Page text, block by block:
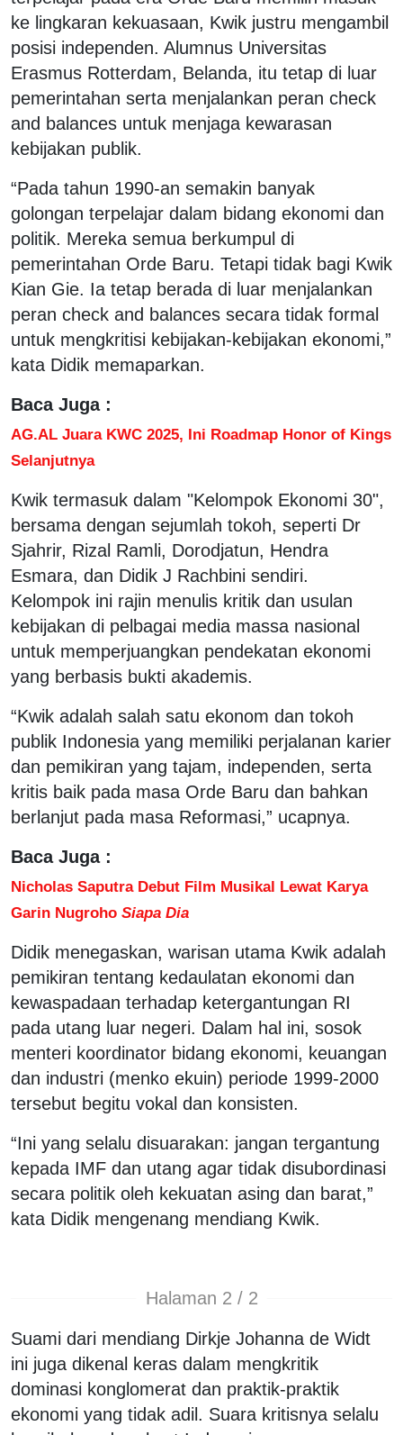
ke lingkaran kekuasaan, Kwik justru mengambil
posisi independen. Alumnus Universitas
Erasmus Rotterdam, Belanda, itu tetap di luar
pemerintahan serta menjalankan peran check
and balances untuk menjaga kewarasan
kebijakan publik.
“Pada tahun 1990-an semakin banyak
golongan terpelajar dalam bidang ekonomi dan
politik. Mereka semua berkumpul di
pemerintahan Orde Baru. Tetapi tidak bagi Kwik
Kian Gie. Ia tetap berada di luar menjalankan
peran check and balances secara tidak formal
untuk mengkritisi kebijakan-kebijakan ekonomi,”
kata Didik memaparkan.
Baca Juga :
AG.AL Juara KWC 2025, Ini Roadmap Honor of Kings
Selanjutnya
Kwik termasuk dalam "Kelompok Ekonomi 30",
bersama dengan sejumlah tokoh, seperti Dr
Sjahrir, Rizal Ramli, Dorodjatun, Hendra
Esmara, dan Didik J Rachbini sendiri.
Kelompok ini rajin menulis kritik dan usulan
kebijakan di pelbagai media massa nasional
untuk memperjuangkan pendekatan ekonomi
yang berbasis bukti akademis.
“Kwik adalah salah satu ekonom dan tokoh
publik Indonesia yang memiliki perjalanan karier
dan pemikiran yang tajam, independen, serta
kritis baik pada masa Orde Baru dan bahkan
berlanjut pada masa Reformasi,” ucapnya.
Baca Juga :
Nicholas Saputra Debut Film Musikal Lewat Karya
Garin Nugroho Siapa Dia
Didik menegaskan, warisan utama Kwik adalah
pemikiran tentang kedaulatan ekonomi dan
kewaspadaan terhadap ketergantungan RI
pada utang luar negeri. Dalam hal ini, sosok
menteri koordinator bidang ekonomi, keuangan
dan industri (menko ekuin) periode 1999-2000
tersebut begitu vokal dan konsisten.
“Ini yang selalu disuarakan: jangan tergantung
kepada IMF dan utang agar tidak disubordinasi
secara politik oleh kekuatan asing dan barat,”
kata Didik mengenang mendiang Kwik.
Halaman 2 / 2
Suami dari mendiang Dirkje Johanna de Widt
ini juga dikenal keras dalam mengkritik
dominasi konglomerat dan praktik-praktik
ekonomi yang tidak adil. Suara kritisnya selalu